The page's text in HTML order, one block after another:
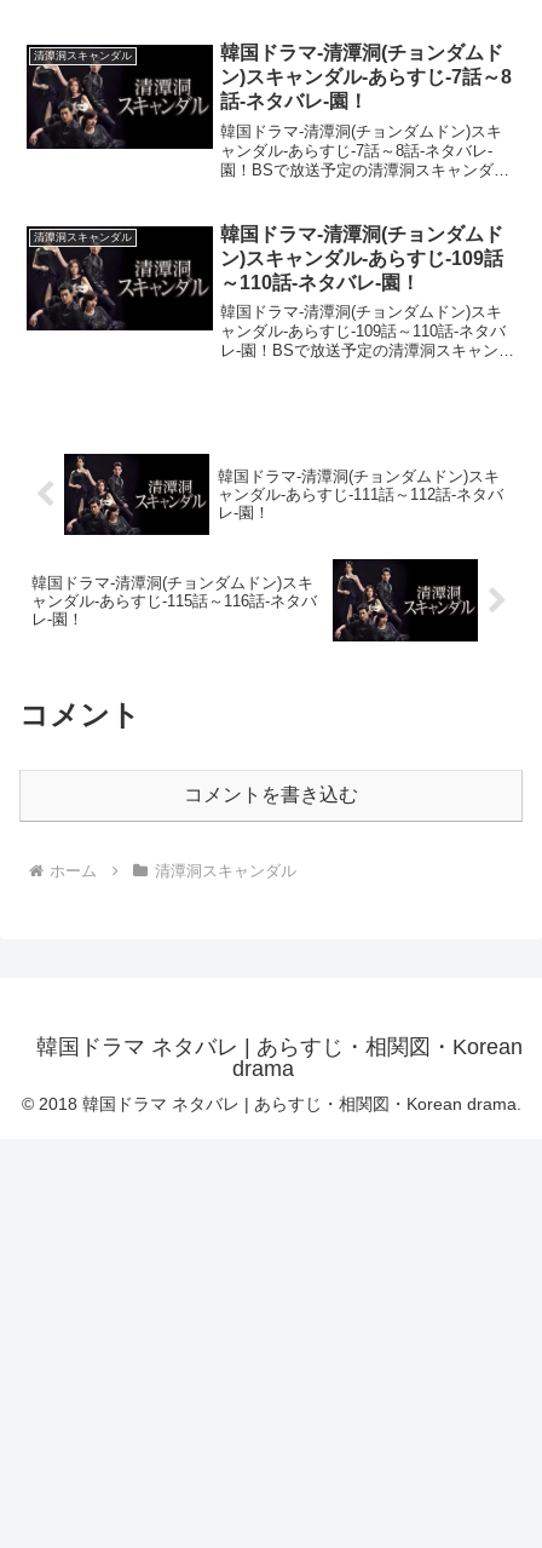
ロドロに交錯する憎悪と愛情。韓流の醍
醐味が凝...
清潭洞スキャンダル
韓国ドラマ-清潭洞(チョンダムド
ン)スキャンダル-あらすじ-7話～8
話-ネタバレ-園！
韓国ドラマ-清潭洞(チョンダムドン)スキ
ャンダル-あらすじ-7話～8話-ネタバレ-
園！BSで放送予定の清潭洞スキャンダル
ロドロに交錯する憎悪と愛情。韓流の醍
醐味が凝縮し...
清潭洞スキャンダル
韓国ドラマ-清潭洞(チョンダムド
ン)スキャンダル-あらすじ-109話
～110話-ネタバレ-園！
韓国ドラマ-清潭洞(チョンダムドン)スキ
ャンダル-あらすじ-109話～110話-ネタバ
レ-園！BSで放送予定の清潭洞スキャンダ
韓国ドラマ-清潭洞(チョンダムドン)スキ
ャンダル-あらすじ-111話～112話-ネタバ
レ-園！
韓国ドラマ-清潭洞(チョンダムドン)スキ
ャンダル-あらすじ-115話～116話-ネタバ
レ-園！
コメント
コメントを書き込む
ホーム 清潭洞スキャンダル
韓国ドラマ ネタバレ | あらすじ・相関図・Korean
drama
© 2018 韓国ドラマ ネタバレ | あらすじ・相関図・Korean drama.